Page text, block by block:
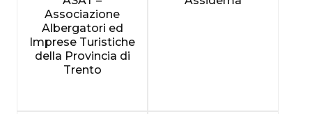
Associazione
Albergatori ed
Imprese Turistiche
della Provincia di
Trento